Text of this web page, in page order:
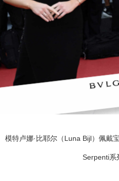
模特卢娜·比耶尔（Luna Bijl）佩戴
Serpenti系